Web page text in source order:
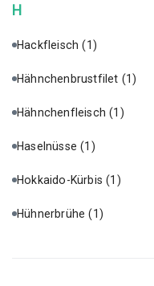
H
Hackfleisch(1)
Hähnchenbrustfilet (1)
Hähnchenfleisch(1)
Haselnüsse(1)
Hokkaido-Kürbis(1)
Hühnerbrühe(1)